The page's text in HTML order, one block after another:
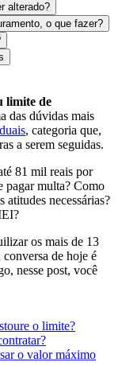
alterado?
o que fazer?
limite de
das dúvidas mais
, categoria que,
a serem seguidas.
81 mil reais por
pagar multa? Como
atitudes necessárias?
os mais de 13
de hoje é
nesse post, você
o limite?
o valor máximo